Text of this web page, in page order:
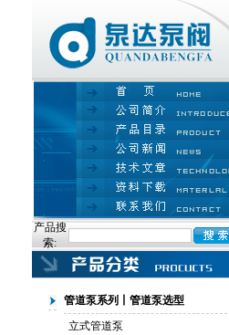
产品搜
索:
管道泵系列丨管道泵选型
立式管道泵